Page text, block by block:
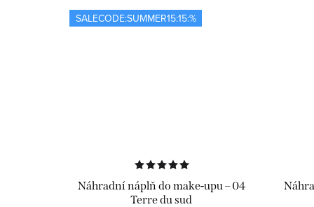
SALECODE:SUMMER15:15:%
Náhradní náplň do make-upu – 04
Terre du sud